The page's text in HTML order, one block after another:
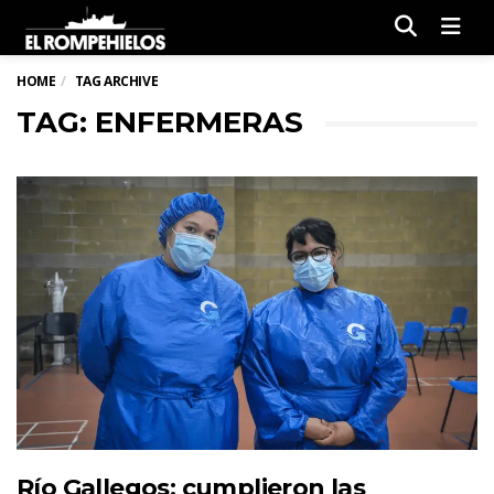
HOME TAG ARCHIVE
TAG: ENFERMERAS
Río Gallegos: cumplieron las